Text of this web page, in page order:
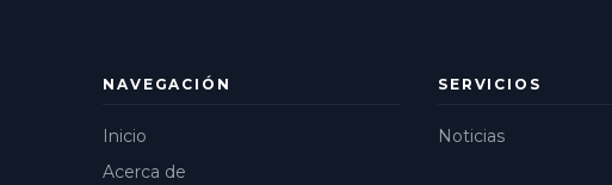
NAVEGACIÓN
Inicio
Acerca de
SERVICIOS
Noticias